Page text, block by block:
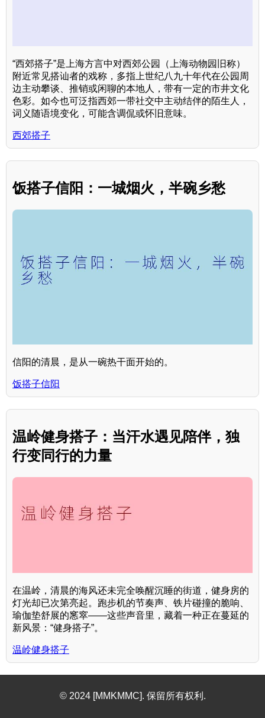
“西郊搭子”是上海方言中对西郊公园（上海动物园旧称）
附近常见搭讪者的戏称，多指上世纪八九十年代在公园周
边主动攀谈、推销或闲聊的本地人，带有一定的市井文化
色彩。如今也可泛指西郊一带社交中主动结伴的陌生人，
词义随语境变化，可能含调侃或怀旧意味。
西郊搭子
饭搭子信阳：一城烟火，半碗乡愁
信阳的清晨，是从一碗热干面开始的。
饭搭子信阳
温岭健身搭子：当汗水遇见陪伴，独
行变同行的力量
在温岭，清晨的海风还未完全唤醒沉睡的街道，健身房的
灯光却已次第亮起。跑步机的节奏声、铁片碰撞的脆响、
瑜伽垫舒展的窸窣——这些声音里，藏着一种正在蔓延的
新风景：“健身搭子”。
温岭健身搭子
© 2024 [MMKMMC]. 保留所有权利.